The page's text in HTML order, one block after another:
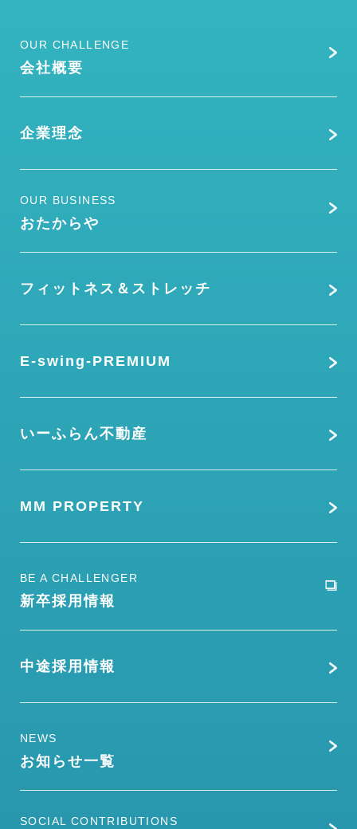
OUR CHALLENGE
会社概要
企業理念
OUR BUSINESS
おたからや
フィットネス＆ストレッチ
E-swing-PREMIUM
いーふらん不動産
MM PROPERTY
BE A CHALLENGER
新卒採用情報
中途採用情報
NEWS
お知らせ一覧
SOCIAL CONTRIBUTIONS